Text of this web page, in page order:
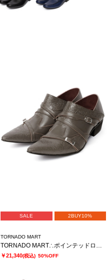
SALE 2BUY10%
TORNADO MART
TORNADO MART∴ポインテッドローズベルトシューズ
￥21,340(税込) 50%OFF